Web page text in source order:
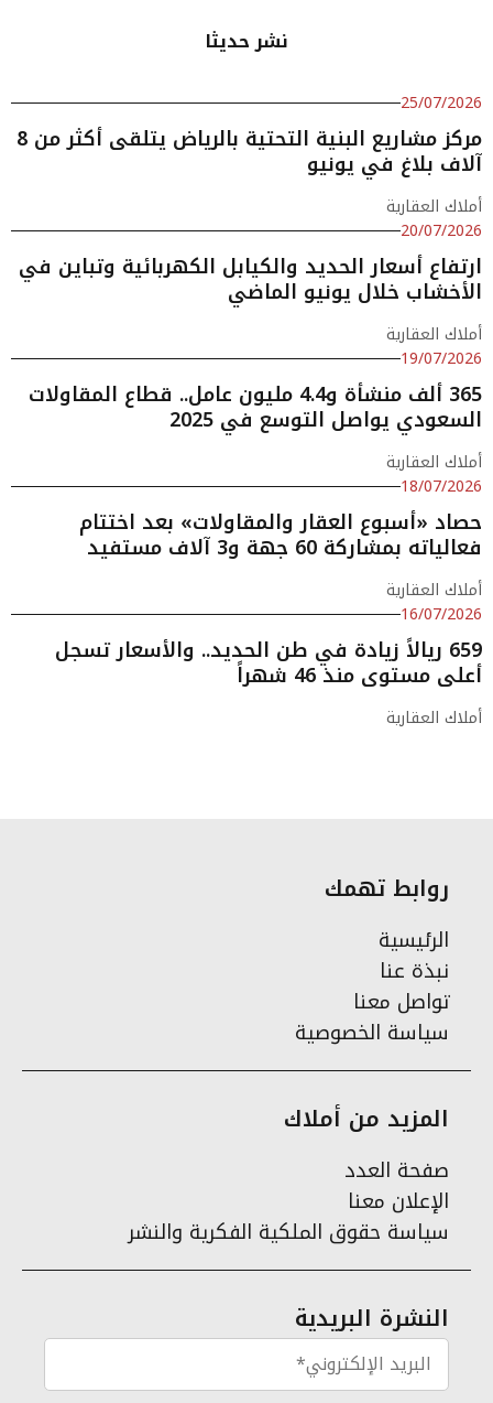
نشر حديثا
25/07/2026
مركز مشاريع البنية التحتية بالرياض يتلقى أكثر من 8
آلاف بلاغ في يونيو
أملاك العقارية
20/07/2026
ارتفاع أسعار الحديد والكيابل الكهربائية وتباين في
الأخشاب خلال يونيو الماضي
أملاك العقارية
19/07/2026
365 ألف منشأة و4.4 مليون عامل.. قطاع المقاولات
السعودي يواصل التوسع في 2025
أملاك العقارية
18/07/2026
حصاد «أسبوع العقار والمقاولات» بعد اختتام
فعالياته بمشاركة 60 جهة و3 آلاف مستفيد
أملاك العقارية
16/07/2026
659 ريالاً زيادة في طن الحديد.. والأسعار تسجل
أعلى مستوى منذ 46 شهراً
أملاك العقارية
روابط تهمك
الرئيسية
نبذة عنا
تواصل معنا
سياسة الخصوصية
المزيد من أملاك
صفحة العدد
الإعلان معنا
سياسة حقوق الملكية الفكرية والنشر
النشرة البريدية